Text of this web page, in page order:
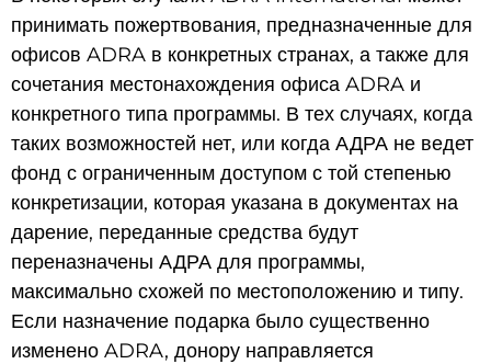
принимать пожертвования, предназначенные для
офисов ADRA в конкретных странах, а также для
сочетания местонахождения офиса ADRA и
конкретного типа программы. В тех случаях, когда
таких возможностей нет, или когда АДРА не ведет
фонд с ограниченным доступом с той степенью
конкретизации, которая указана в документах на
дарение, переданные средства будут
переназначены АДРА для программы,
максимально схожей по местоположению и типу.
Если назначение подарка было существенно
изменено ADRA, донору направляется